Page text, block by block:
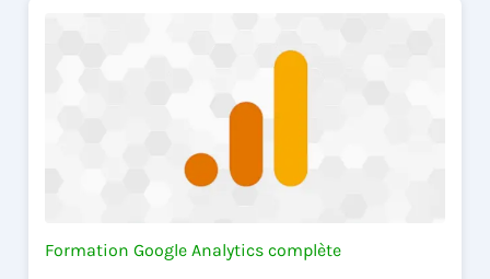
Formation Google Analytics complète